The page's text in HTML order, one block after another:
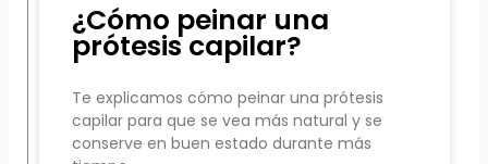
¿Cómo peinar una
prótesis capilar?
Te explicamos cómo peinar una prótesis
capilar para que se vea más natural y se
conserve en buen estado durante más